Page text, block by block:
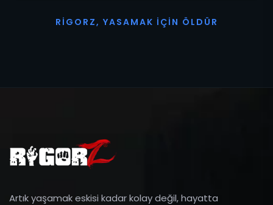
R I G O R Z, YASAMAK İ ÇI N Ö L D Ü R
Artık yaşamak eskisi kadar kolay değil, hayatta